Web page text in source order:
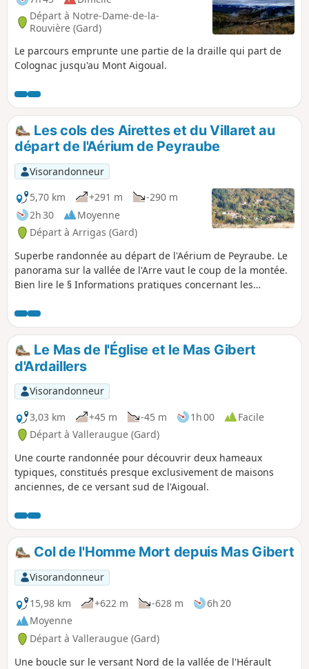
Départ à Notre-Dame-de-la-
Rouvière (Gard)
Le parcours emprunte une partie de la draille qui part de
Colognac jusqu'au Mont Aigoual.
Les cols des Airettes et du Villaret au
départ de l'Aérium de Peyraube
Visorandonneur
5,70 km
+291 m
-290 m
2h 30
Moyenne
Départ à Arrigas (Gard)
Superbe randonnée au départ de l'Aérium de Peyraube. Le
panorama sur la vallée de l'Arre vaut le coup de la montée.
Bien lire le § Informations pratiques concernant les
Le Mas de l'Église et le Mas Gibert
d'Ardaillers
Visorandonneur
3,03 km
+45 m -45 m 1h 00
Facile
Départ à Valleraugue (Gard)
Une courte randonnée pour découvrir deux hameaux
typiques, constitués presque exclusivement de maisons
anciennes, de ce versant sud de l'Aigoual.
Col de l'Homme Mort depuis Mas Gibert
Visorandonneur
15,98 km
+622 m -628 m
6h 20
Moyenne
Départ à Valleraugue (Gard)
Une boucle sur le versant Nord de la vallée de l'Hérault